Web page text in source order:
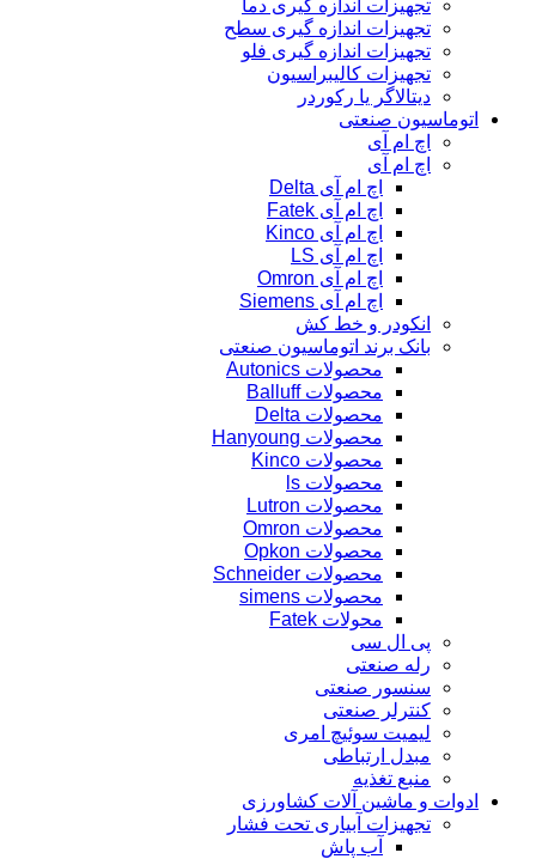
تجهیزات اندازه گیری دما
تجهیزات اندازه گیری سطح
تجهیزات اندازه گیری فلو
تجهیزات کالیبراسیون
دیتالاگر یا رکوردر
اتوماسیون صنعتی
اچ ام آی
اچ ام آی
اچ ام آی Delta
اچ ام آی Fatek
اچ ام آی Kinco
اچ ام آی LS
اچ ام آی Omron
اچ ام آی Siemens
انکودر و خط کش
بانک برند اتوماسیون صنعتی
محصولات Autonics
محصولات Balluff
محصولات Delta
محصولات Hanyoung
محصولات Kinco
محصولات ls
محصولات Lutron
محصولات Omron
محصولات Opkon
محصولات Schneider
محصولات simens
محولات Fatek
پی ال سی
رله صنعتی
سنسور صنعتی
کنترلر صنعتی
لیمیت سوئیچ امری
مبدل ارتباطی
منبع تغذیه
ادوات و ماشین آلات کشاورزی
تجهیزات آبیاری تحت فشار
آب پاش